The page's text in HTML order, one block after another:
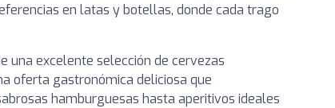
en latas y botellas, donde cada trago
una excelente selección de cervezas
oferta gastronómica deliciosa que
hamburguesas hasta aperitivos ideales